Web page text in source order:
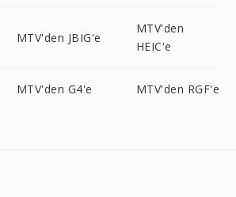
MTV'den JBIG'e
MTV'den
HEIC'e
MTV'den G4'e MTV'den RGF'e